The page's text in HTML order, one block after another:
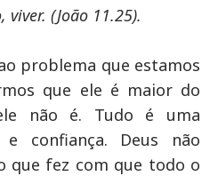
(João 11.25).
problema que estamos
que ele é maior do
não é. Tudo é uma
confiança. Deus não
que fez com que todo o